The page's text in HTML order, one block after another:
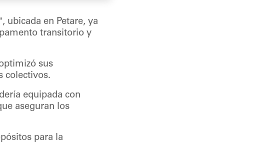
ubicada en Petare, ya
transitorio y
sus
colectivos.
equipada con
aseguran los
para la